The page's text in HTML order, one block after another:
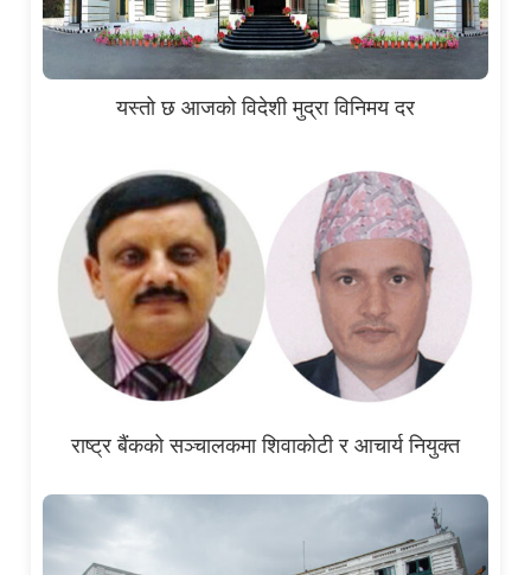
यस्तो छ आजको विदेशी मुद्रा विनिमय दर
राष्ट्र बैंकको सञ्चालकमा शिवाकोटी र आचार्य नियुक्त